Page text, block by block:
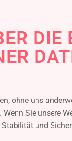
DIE
ohne uns
Sie unsere
und